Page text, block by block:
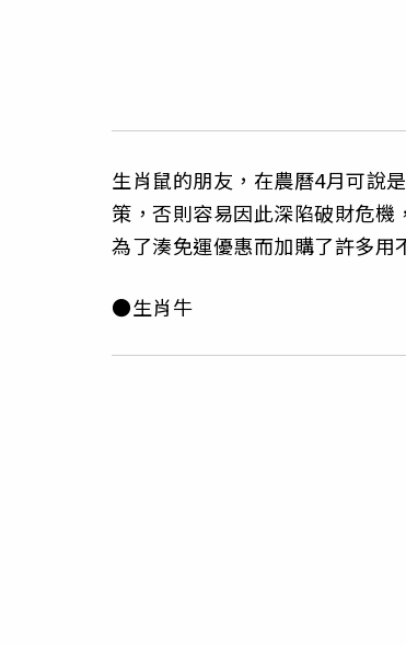
生肖鼠的朋友，在農曆4月可說
策，否則容易因此深陷破財危
為了湊免運優惠而加購了許多用
●生肖牛